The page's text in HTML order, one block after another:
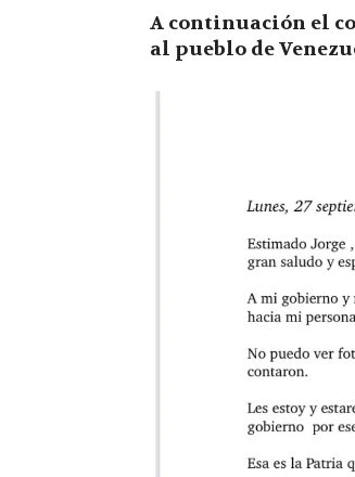
A continuación el
al pueblo de